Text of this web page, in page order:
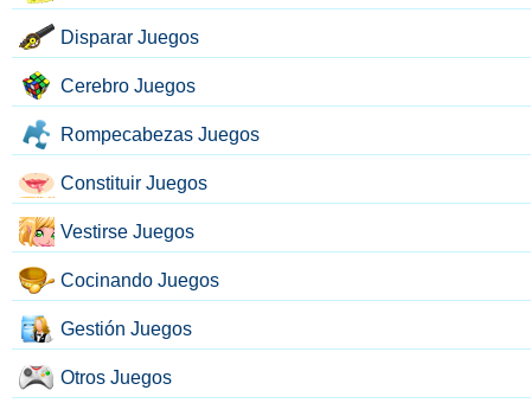
Disparar Juegos
Cerebro Juegos
Rompecabezas Juegos
Constituir Juegos
Vestirse Juegos
Cocinando Juegos
Gestión Juegos
Otros Juegos